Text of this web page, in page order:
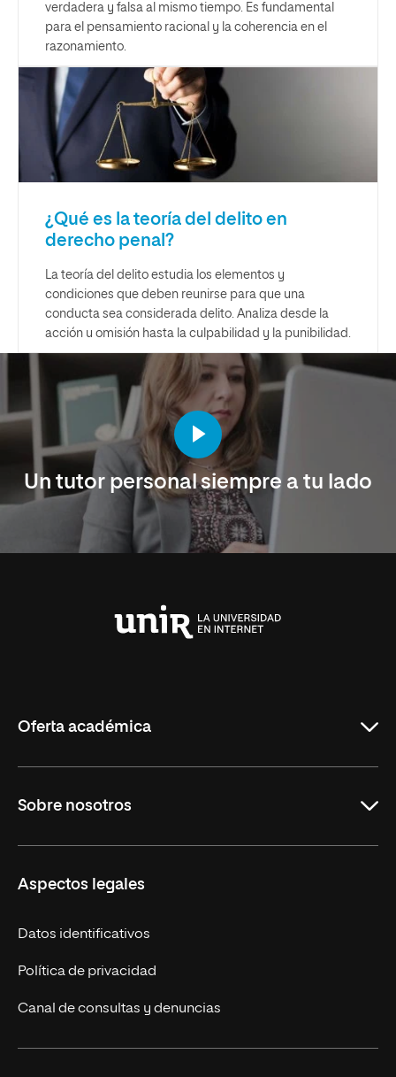
verdadera y falsa al mismo tiempo. Es fundamental
para el pensamiento racional y la coherencia en el
razonamiento.
¿Qué es la teoría del delito en
derecho penal?
La teoría del delito estudia los elementos y
condiciones que deben reunirse para que una
conducta sea considerada delito. Analiza desde la
acción u omisión hasta la culpabilidad y la punibilidad.
Un tutor personal siempre a tu lado
Oferta académica
Licenciaturas en línea
Másteres Europeos
Cursos Europeos
Títulos Americanos
Alianza Newman
Sobre nosotros
Nuestros alumnos
Únete a nosotros
Actualidad
Solicita información
Aspectos legales
Datos identificativos
Política de privacidad
Canal de consultas y denuncias